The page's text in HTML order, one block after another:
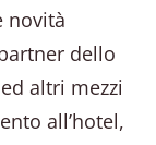
novità
dello
altri mezzi
all’hotel,